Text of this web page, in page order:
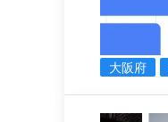
大阪府